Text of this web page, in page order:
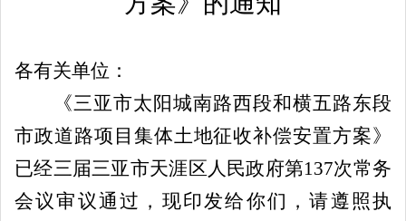
各有关单位：
《三亚市太阳城南路西段和横五路东段
市政道路项目集体土地征收补偿安置方案》
已经三届三亚市天涯区人民政府第137次常务
会议审议通过，现印发给你们，请遵照执